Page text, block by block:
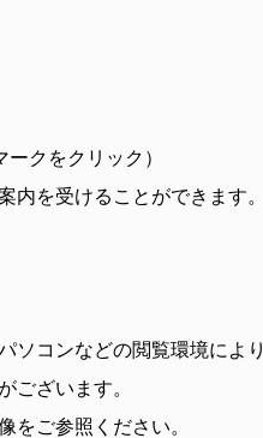
クをクリック）
内を受けることができます。
ソコンなどの閲覧環境により
ございます。
をご参照ください。